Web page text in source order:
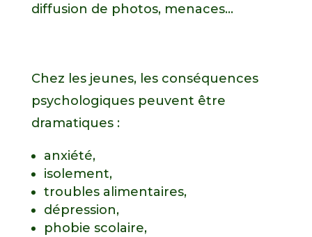
diffusion de photos, menaces…
Chez les jeunes, les conséquences
psychologiques peuvent être
dramatiques :
anxiété,
isolement,
troubles alimentaires,
dépression,
phobie scolaire,